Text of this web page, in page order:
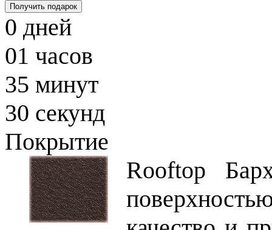
Получить подарок
0 дней
01 часов
35 минут
29 секунд
Покрытие
Rooftop